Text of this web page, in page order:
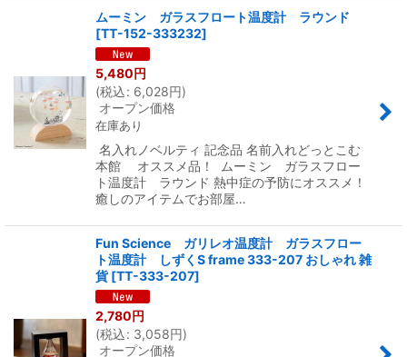
ムーミン ガラスフロート温度計 ラウンド
[TT-152-333232]
5,480円
(税込: 6,028円)
オープン価格
在庫あり
名入れノベルティ 記念品 名前入れどっとこむ
本館 オススメ品！ ムーミン ガラスフロー
ト温度計 ラウンド 熱中症の予防にオススメ！
癒しのアイテムでお部屋…
Fun Science ガリレオ温度計 ガラスフロー
ト温度計 しずくS frame 333-207 おしゃれ 雑
貨 [TT-333-207]
2,780円
(税込: 3,058円)
オープン価格